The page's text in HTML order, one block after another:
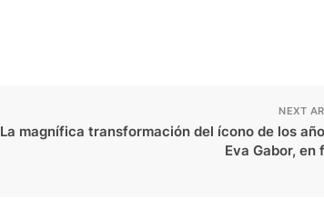
NEXT
La magnífica transformación del ícono de los
Eva Gabor, en